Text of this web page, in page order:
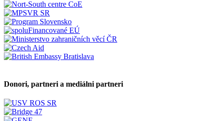
Donori, partneri a mediálni partneri